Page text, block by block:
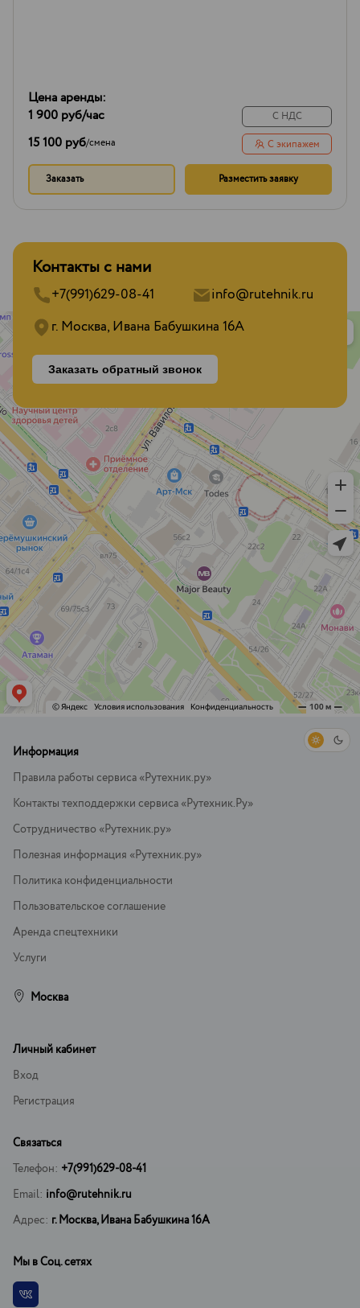
Цена аренды:
1 900 руб/час
15 100 руб/смена
С НДС
С экипажем
Заказать Разместить заявку
Контакты с нами
+7(991)629-08-41
info@rutehnik.ru
г. Москва, Ивана Бабушкина 16А
Заказать обратный звонок
Информация
Правила работы сервиса «Рутехник.ру»
Контакты техподдержки сервиса «Рутехник.Ру»
Сотрудничество «Рутехник.ру»
Полезная информация «Рутехник.ру»
Политика конфиденциальности
Пользовательское соглашение
Аренда спецтехники
Услуги
Москва
Личный кабинет
Вход
Регистрация
Связаться
Телефон: +7(991)629-08-41
Email: info@rutehnik.ru
Адрес: г. Москва, Ивана Бабушкина 16А
Мы в Соц. сетях
Vkontakte